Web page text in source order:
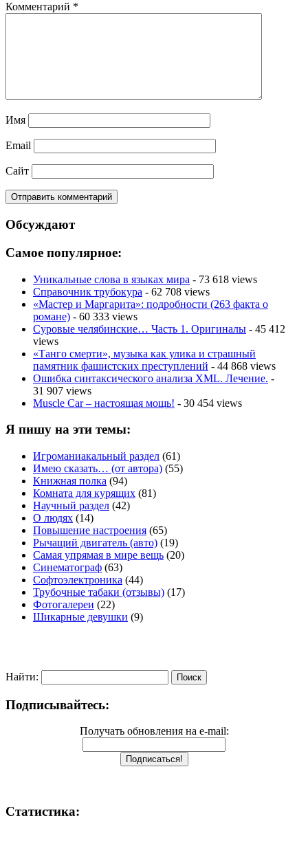
Комментарий *
Имя
Email
Сайт
Обсуждают
Самое популярное:
Уникальные слова в языках мира - 73 618 views
Справочник трубокура - 62 708 views
«Мастер и Маргарита»: подробности (263 факта о
романе) - 60 333 views
Суровые челябинские… Часть 1. Оригиналы - 45 412
views
«Танго смерти», музыка как улика и страшный
памятник фашистских преступлений - 44 868 views
Ошибка синтаксического анализа XML. Лечение. -
31 907 views
Muscle Car – настоящая мощь! - 30 454 views
Я пишу на эти темы:
Игроманиакальный раздел (61)
Имею сказать… (от автора) (55)
Книжная полка (94)
Комната для курящих (81)
Научный раздел (42)
О людях (14)
Повышение настроения (65)
Рычащий двигатель (авто) (19)
Самая упрямая в мире вещь (20)
Синематограф (63)
Софтоэлектроника (44)
Трубочные табаки (отзывы) (17)
Фотогалереи (22)
Шикарные девушки (9)
Найти:
Подписывайтесь:
Получать обновления на e-mail:
Статистика: